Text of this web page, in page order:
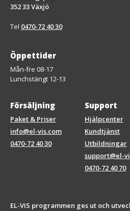
352 33 Växjö
Tel 0470-72 40 30
Försäljning
Paket & Priser
info@el-vis.com
0470-72 40 30
Support
Hjälpcenter
Kundtjänst
Utbildningar
support@el-
0470-72 40 70
Öppettider
Mån-fre 08-17
Lunchstängt 12-13
EL-VIS programmen ges ut och